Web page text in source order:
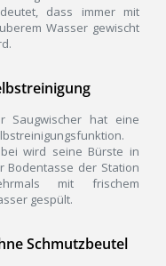
dass immer mit
Wasser gewischt
Saugwischer hat eine
wird seine Bürste in
Bodentasse der Station
mit frischem
gespült.
Schmutzbeutel